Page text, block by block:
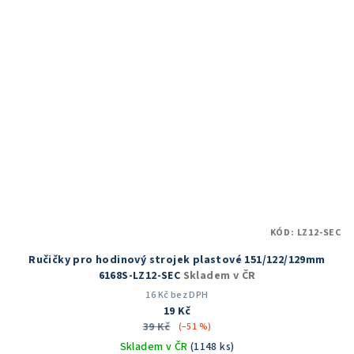
Ručičky pro hodinový strojek plastové 151/122/129mm
6168S-LZ12-SEC Skladem v ČR
16 Kč bez DPH
19 Kč
39 Kč
(–51 %)
Skladem v ČR (1148 ks)
KÓD: LZ12-SEC